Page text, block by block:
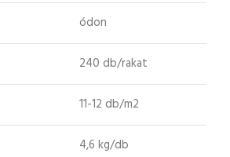
ódon
240 db/rakat
11-12 db/m2
4,6 kg/db